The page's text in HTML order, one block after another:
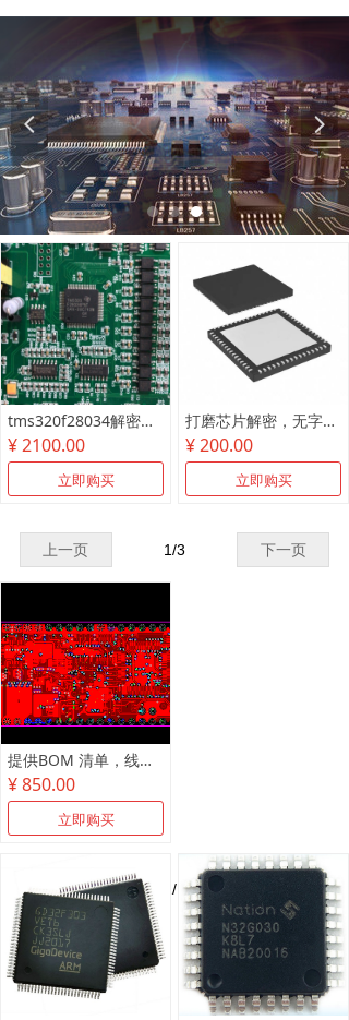
넳 넲
tms320f28034解密尾款
¥ 2100.00
立即购买
打磨芯片解密，无字芯片破解
¥ 200.00
立即购买
上一页 下一页
1/3
提供BOM 清单，线路板抄板，原理图制作
¥ 850.00
立即购买
上一页 下一页
/ 1